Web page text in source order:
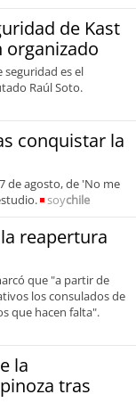
de Kast
organizado
seguridad es el
Raúl Soto.
conquistar la
de agosto, de 'No me
soychile
reapertura
que "a partir de
los consulados de
que hacen falta".
la
tras